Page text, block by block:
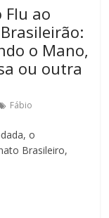
Flu ao
o Mano,
ou outra
Fábio
o
Brasileiro,